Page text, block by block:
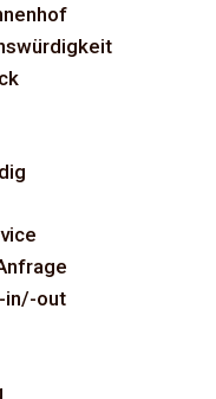
in/-out